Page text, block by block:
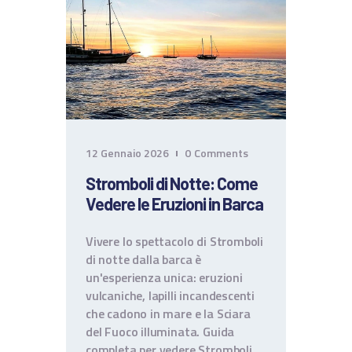
CONTATTI
TERMINI E CONDIZIONI
12 Gennaio 2026 0 Comments
Stromboli di Notte: Come
Vedere le Eruzioni in Barca
Vivere lo spettacolo di Stromboli
di notte dalla barca è
un'esperienza unica: eruzioni
vulcaniche, lapilli incandescenti
che cadono in mare e la Sciara
del Fuoco illuminata. Guida